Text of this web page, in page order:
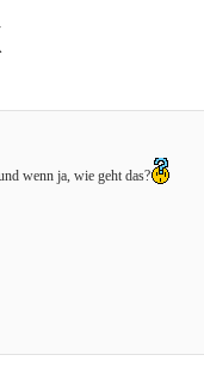
wenn ja, wie geht das?